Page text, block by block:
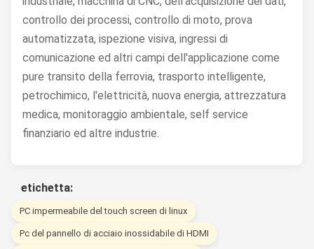
controllo dei processi, controllo di moto, prova
automatizzata, ispezione visiva, ingressi di
comunicazione ed altri campi dell'applicazione come
pure transito della ferrovia, trasporto intelligente,
petrochimico, l'elettricità, nuova energia, attrezzatura
medica, monitoraggio ambientale, self service
finanziario ed altre industrie.
etichetta:
PC impermeabile del touch screen di linux
Pc del pannello di acciaio inossidabile di HDMI